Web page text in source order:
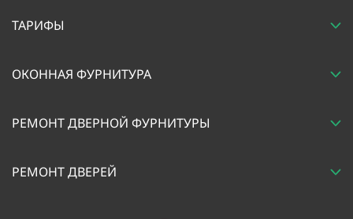
ТАРИФЫ
ОКОННАЯ ФУРНИТУРА
РЕМОНТ ДВЕРНОЙ ФУРНИТУРЫ
РЕМОНТ ДВЕРЕЙ